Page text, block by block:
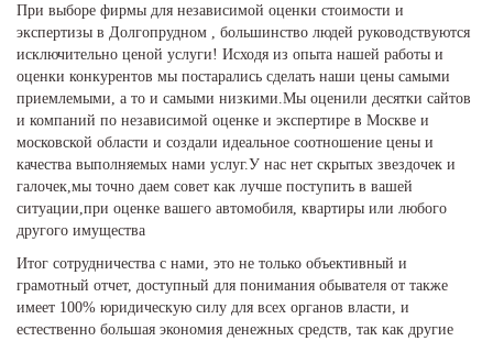
При выборе фирмы для независимой оценки стоимости и
экспертизы в Долгопрудном , большинство людей руководствуются
исключительно ценой услуги! Исходя из опыта нашей работы и
оценки конкурентов мы постарались сделать наши цены самыми
приемлемыми, а то и самыми низкими.Мы оценили десятки сайтов
и компаний по независимой оценке и экспертире в Москве и
московской области и создали идеальное соотношение цены и
качества выполняемых нами услуг.У нас нет скрытых звездочек и
галочек,мы точно даем совет как лучше поступить в вашей
ситуации,при оценке вашего автомобиля, квартиры или любого
другого имущества
Итог сотрудничества с нами, это не только объективный и
грамотный отчет, доступный для понимания обывателя от также
имеет 100% юридическую силу для всех органов власти, и
естественно большая экономия денежных средств, так как другие